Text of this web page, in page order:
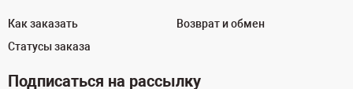
Как заказать
Статусы заказа
Возврат и обмен
Подписаться на рассылку